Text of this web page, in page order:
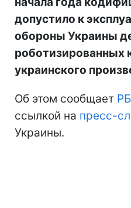
допустило к
обороны Украины
роботизированных
украинского
Об этом сообщает
ссылкой на пресс-
Украины.